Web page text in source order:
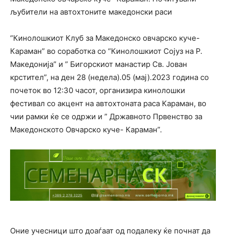
љубители на автохтоните македонски раси
“Кинолошкиот Клуб за Македонско овчарско куче-
Караман” во соработка со “Кинолошкиот Сојуз на Р.
Македонија” и ” Бигорскиот манастир Св. Јован
крстител”, на ден 28 (недела).05 (мај).2023 година со
почеток во 12:30 часот, организира кинолошки
фестивал со акцент на автохтоната раса Караман, во
чии рамки ќе се одржи и ” Државното Првенство за
Македонското Овчарско куче- Караман”.
Оние учесници што доаѓаат од подалеку ќе почнат да